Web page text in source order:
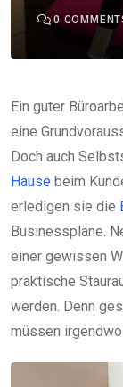
0
Ein guter
eine
Doch auch
Hause beim
erledigen sie die
Businesspläne.
einer gewissen
praktische
werden. Denn
müssen